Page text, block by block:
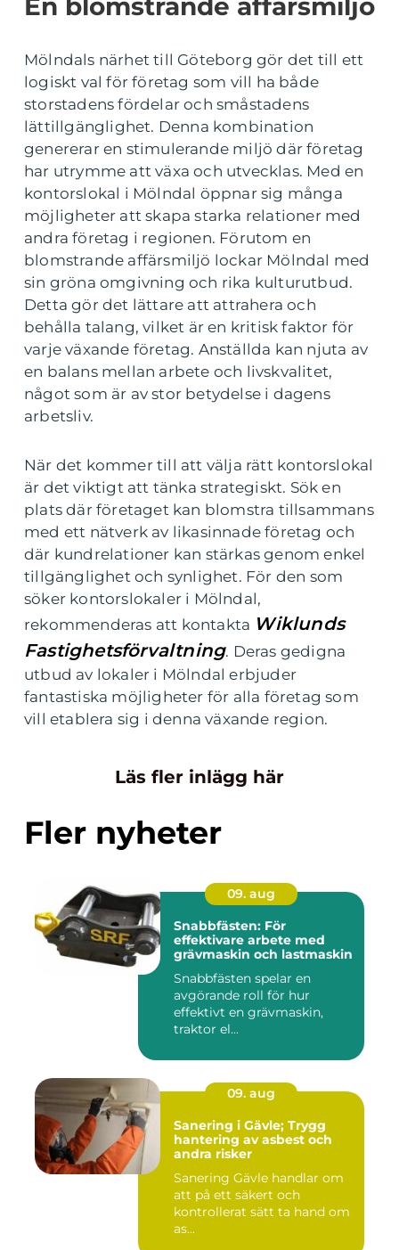
Mölndals närhet till Göteborg gör det till ett
logiskt val för företag som vill ha både
storstadens fördelar och småstadens
lättillgänglighet. Denna kombination
genererar en stimulerande miljö där företag
har utrymme att växa och utvecklas. Med en
kontorslokal i Mölndal öppnar sig många
möjligheter att skapa starka relationer med
andra företag i regionen. Förutom en
blomstrande affärsmiljö lockar Mölndal med
sin gröna omgivning och rika kulturutbud.
Detta gör det lättare att attrahera och
behålla talang, vilket är en kritisk faktor för
varje växande företag. Anställda kan njuta av
en balans mellan arbete och livskvalitet,
något som är av stor betydelse i dagens
arbetsliv.
När det kommer till att välja rätt kontorslokal
är det viktigt att tänka strategiskt. Sök en
plats där företaget kan blomstra tillsammans
med ett nätverk av likasinnade företag och
där kundrelationer kan stärkas genom enkel
tillgänglighet och synlighet. För den som
söker kontorslokaler i Mölndal,
rekommenderas att kontakta Wiklunds
Fastighetsförvaltning. Deras gedigna
utbud av lokaler i Mölndal erbjuder
fantastiska möjligheter för alla företag som
vill etablera sig i denna växande region.
Läs fler inlägg här
Fler nyheter
09. aug
Snabbfästen: För
effektivare arbete med
grävmaskin och lastmaskin
Snabbfästen spelar en
avgörande roll för hur
effektivt en grävmaskin,
traktor el...
09. aug
Sanering i Gävle; Trygg
hantering av asbest och
andra risker
Sanering Gävle handlar om
att på ett säkert och
kontrollerat sätt ta hand om
as...